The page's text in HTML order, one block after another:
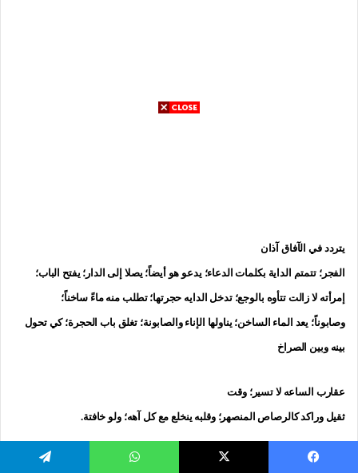
يتردد في الآفاق آذان
الفجر؛ تتمتم الداية بكلمات الدعاء؛ يدعو هو أيضاً؛ يصلا إلى الدار؛ يفتح الباب؛
إمرأته لا زالت تتأوه بالوجع؛ تدخل الدايه حجرتها؛ تطلب منه ماءً ساخناً؛
وصابوناً؛ يعد الماء الساخن؛ يناولها الإناء والصابونة؛ تغلق باب الحجرة؛ كي تحول
بينه وبين الصراخ
عقارب الساعه لا تسير؛ وقت
ثقيل وراكد كالرصاص المنصهر؛ وقلبه ينخلع مع كل آهه؛ ولو خافتة.